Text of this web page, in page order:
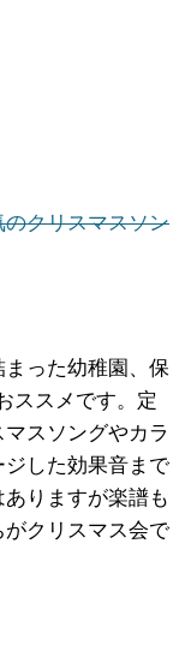
クリスマスソン
った幼稚園、保
ススメです。定
スソングやカラ
した効果音まで
りますが楽譜も
クリスマス会で